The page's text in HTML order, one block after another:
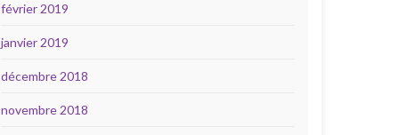
février 2019
janvier 2019
décembre 2018
novembre 2018